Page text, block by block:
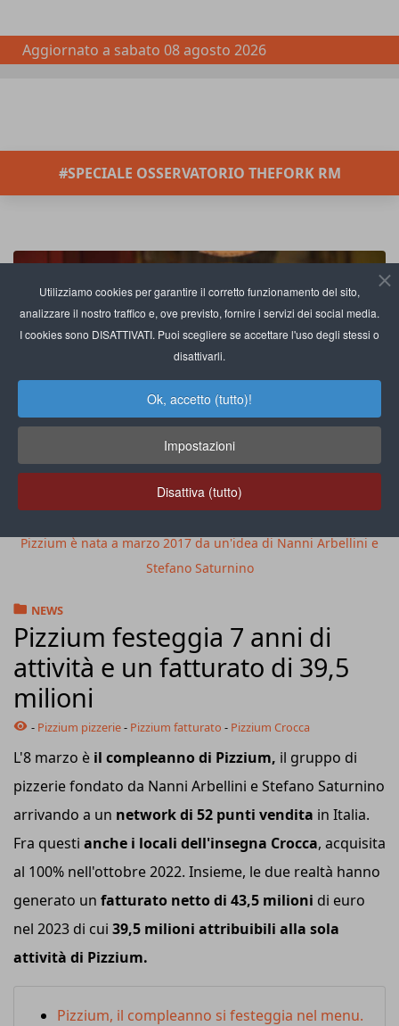
Utilizziamo cookies per garantire il corretto funzionamento del sito,
analizzare il nostro traffico e, ove previsto, fornire i servizi dei social media.
I cookies sono DISATTIVATI. Puoi scegliere se accettare l'uso degli stessi o
disattivarli.
Ok, accetto (tutto)!
Impostazioni
Disattiva (tutto)
Aggiornato a sabato 08 agosto 2026
#SPECIALE OSSERVATORIO THEFORK RM
Pizzium è nata a marzo 2017 da un'idea di Nanni Arbellini e
Stefano Saturnino
NEWS
Pizzium festeggia 7 anni di
attività e un fatturato di 39,5
milioni
- Pizzium pizzerie- Pizzium fatturato - Pizzium Crocca
L'8 marzo è il compleanno di Pizzium, il gruppo di
pizzerie fondato da Nanni Arbellini e Stefano Saturnino
arrivando a un network di 52 punti vendita in Italia.
Fra questi anche i locali dell'insegna Crocca, acquisita
al 100% nell'ottobre 2022. Insieme, le due realtà hanno
generato un fatturato netto di 43,5 milioni di euro
nel 2023 di cui 39,5 milioni attribuibili alla sola
attività di Pizzium.
Pizzium, il compleanno si festeggia nel menu.